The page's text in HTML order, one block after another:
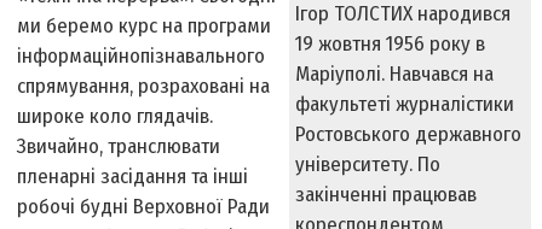
Ігор ТОЛСТИХ народився
19 жовтня 1956 року в
Маріуполі. Навчався на
факультеті журналістики
Ростовського державного
університету. По
закінченні працював
ми беремо курс на програми
інформаційно­пізнавального
спрямування, розраховані на
широке коло глядачів.
Звичайно, транслювати
пленарні засідання та інші
робочі будні Верховної Ради